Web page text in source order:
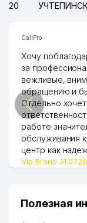
20
CallPro
Хочу
за
вежливые,
обращению и
Отдельно
работе
обслуживания
центр как
Vip Brand
Полезная